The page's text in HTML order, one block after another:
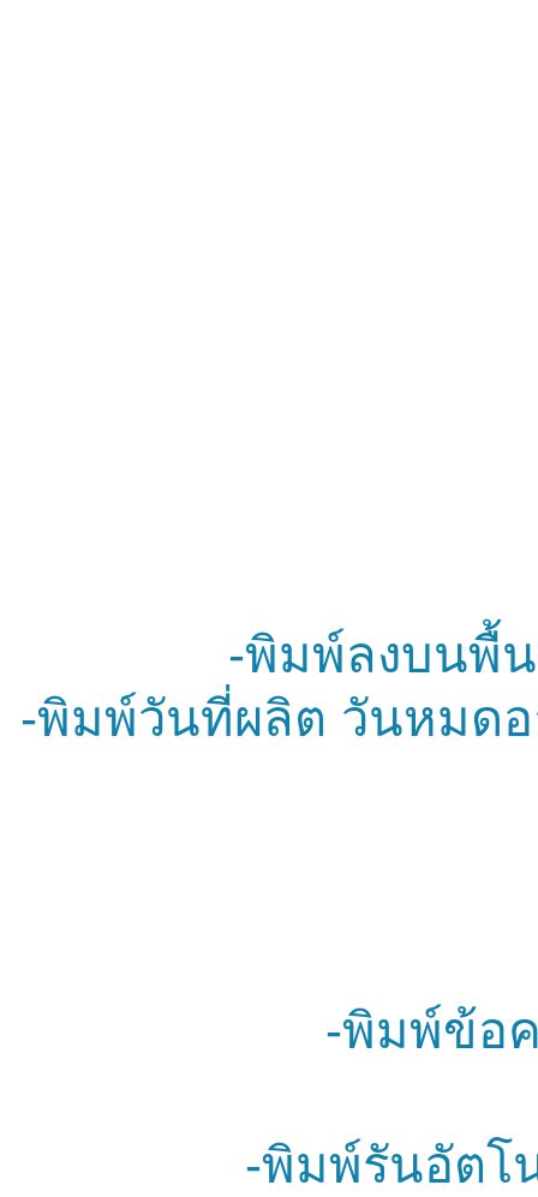
-พิมพ์ลงบนพื้น
-พิมพ์วันที่ผลิต วันหมดอ
-พิมพ์ข้อ
-พิมพ์รันอัตโ